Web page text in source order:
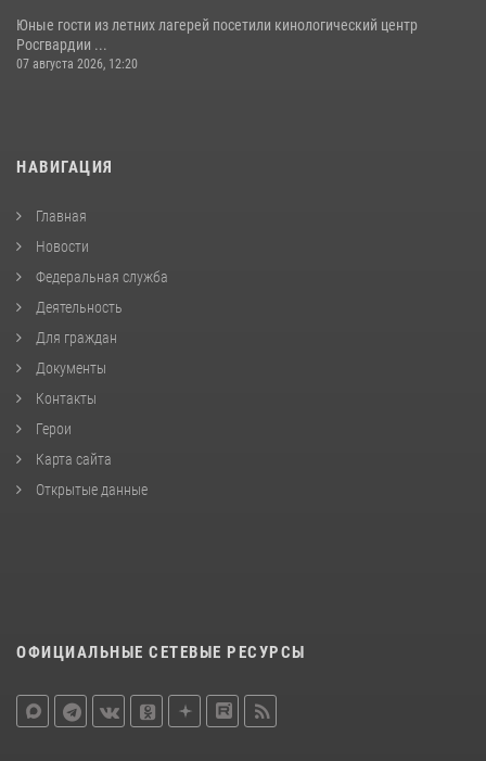
Юные гости из летних лагерей посетили кинологический центр
Росгвардии ...
07 августа 2026, 12:20
НАВИГАЦИЯ
Главная
Новости
Федеральная служба
Деятельность
Для граждан
Документы
Контакты
Герои
Карта сайта
Открытые данные
ОФИЦИАЛЬНЫЕ СЕТЕВЫЕ РЕСУРСЫ